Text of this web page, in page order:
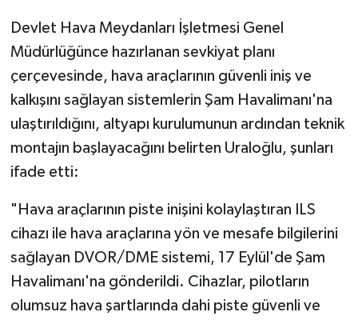
Devlet Hava Meydanları İşletmesi Genel
Müdürlüğünce hazırlanan sevkiyat planı
çerçevesinde, hava araçlarının güvenli iniş ve
kalkışını sağlayan sistemlerin Şam Havalimanı'na
ulaştırıldığını, altyapı kurulumunun ardından teknik
montajın başlayacağını belirten Uraloğlu, şunları
ifade etti:
"Hava araçlarının piste inişini kolaylaştıran ILS
cihazı ile hava araçlarına yön ve mesafe bilgilerini
sağlayan DVOR/DME sistemi, 17 Eylül'de Şam
Havalimanı'na gönderildi. Cihazlar, pilotların
olumsuz hava şartlarında dahi piste güvenli ve